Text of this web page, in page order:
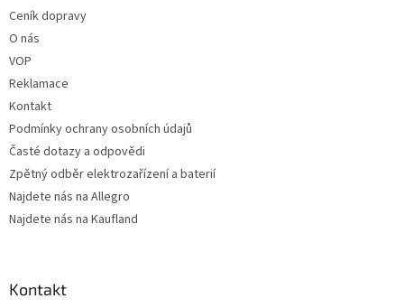
Ceník dopravy
O nás
VOP
Reklamace
Kontakt
Podmínky ochrany osobních údajů
Časté dotazy a odpovědi
Zpětný odběr elektrozařízení a baterií
Najdete nás na Allegro
Najdete nás na Kaufland
Kontakt